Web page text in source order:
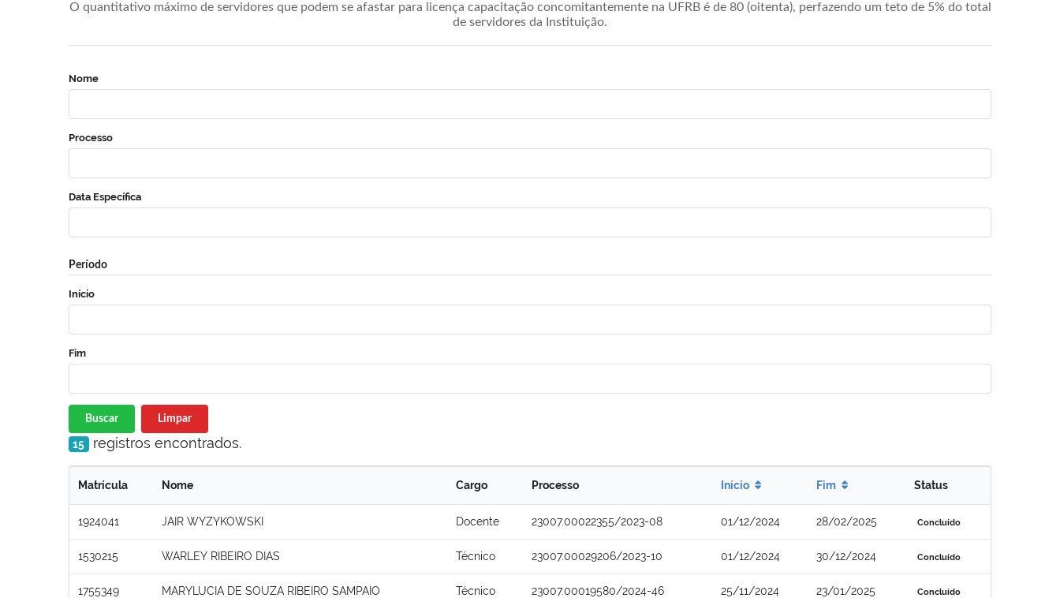
O quantitativo máximo de servidores que podem se afastar para licença capacitação concomitantemente na UFRB é de 80 (oitenta), perfazendo um teto de 5% do total
de servidores da Instituição.
Nome
Processo
Data Específica
Período
Início
Fim
Buscar Limpar
15 registros encontrados.
Matrícula Nome Cargo Processo Início Fim Status
1924041 JAIR WYZYKOWSKI Docente 23007.00022355/2023-08 01/12/2024 28/02/2025 Concluído
1530215 WARLEY RIBEIRO DIAS Técnico 23007.00029206/2023-10 01/12/2024 30/12/2024 Concluído
1755349 MARYLUCIA DE SOUZA RIBEIRO SAMPAIO Técnico 23007.00019580/2024-46 25/11/2024 23/01/2025 Concluído